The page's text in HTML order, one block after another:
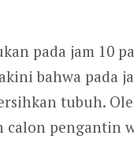
pada jam 10
bahwa pada
tubuh.
calon pengantin